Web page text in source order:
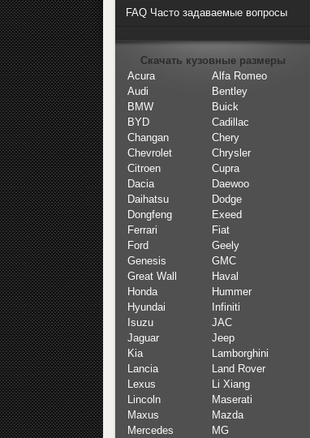
FAQ Часто задаваемые вопросы
Скачать кузовные размеры
Acura
Alfa Romeo
Audi
Bentley
BMW
Buick
BYD
Cadillac
Changan
Chery
Chevrolet
Chrysler
Citroen
Cupra
Dacia
Daewoo
Daihatsu
Dodge
Dongfeng
Exeed
Ferrari
Fiat
Ford
Geely
Genesis
GMC
Great Wall
Haval
Honda
Hummer
Hyundai
Infiniti
Isuzu
JAC
Jaguar
Jeep
Kia
Lamborghini
Lancia
Land Rover
Lexus
Li Xiang
Lincoln
Maserati
Maxus
Mazda
Mercedes
MG